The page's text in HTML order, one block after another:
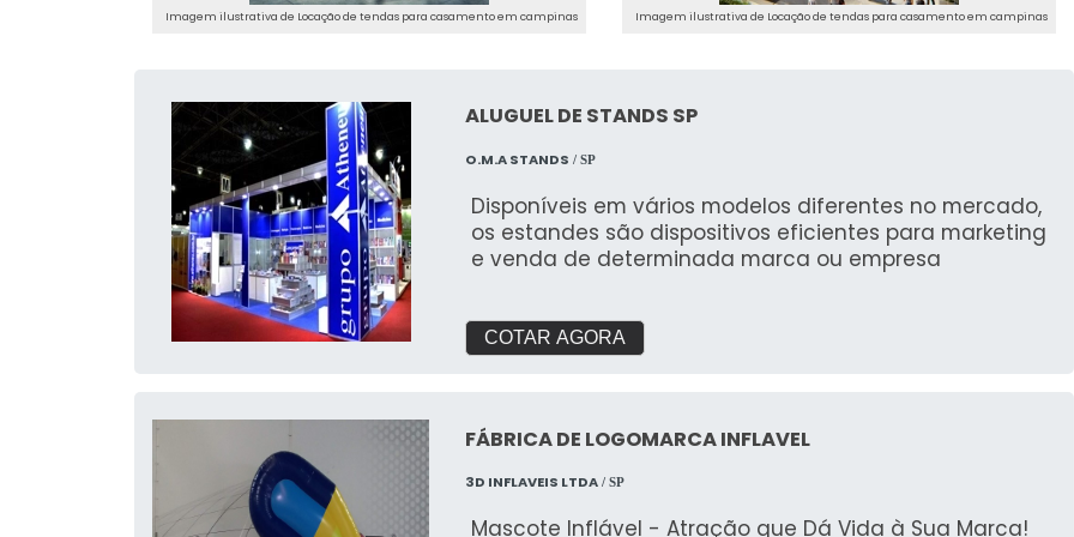
Imagem ilustrativa de Locação de tendas para casamento em campinas Imagem ilustrativa de Locação de tendas para casamento em campinas
ALUGUEL DE STANDS SP
O.M.A STANDS / SP
Disponíveis em vários modelos diferentes no mercado,
os estandes são dispositivos eficientes para marketing
e venda de determinada marca ou empresa
COTAR AGORA
FÁBRICA DE LOGOMARCA INFLAVEL
3D INFLAVEIS LTDA / SP
Mascote Inflável - Atração que Dá Vida à Sua Marca!